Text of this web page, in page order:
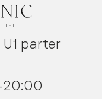
parter
20:00